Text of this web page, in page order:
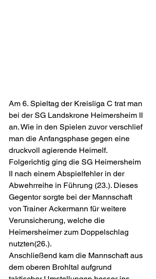
Am 6. Spieltag der Kreisliga C trat man
bei der SG Landskrone Heimersheim II
an. Wie in den Spielen zuvor verschlief
man die Anfangsphase gegen eine
druckvoll agierende Heimelf.
Folgerichtig ging die SG Heimersheim
II nach einem Abspielfehler in der
Abwehrreihe in Führung (23.). Dieses
Gegentor sorgte bei der Mannschaft
von Trainer Ackermann für weitere
Verunsicherung, welche die
Heimersheimer zum Doppelschlag
nutzten(26.).
Anschließend kam die Mannschaft aus
dem oberen Brohltal aufgrund